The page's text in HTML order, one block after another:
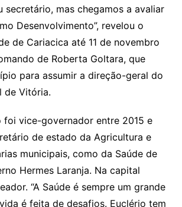
secretário, mas chegamos a avaliar
Desenvolvimento”, revelou o
de Cariacica até 11 de novembro
de Roberta Goltara, que
para assumir a direção-geral do
de Vitória.
foi vice-governador entre 2015 e
de estado da Agricultura e
municipais, como da Saúde de
Hermes Laranja. Na capital
“A Saúde é sempre um grande
é feita de desafios. Euclério tem